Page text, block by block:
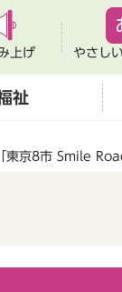
上げ やさし
祉
東京8市 Smile